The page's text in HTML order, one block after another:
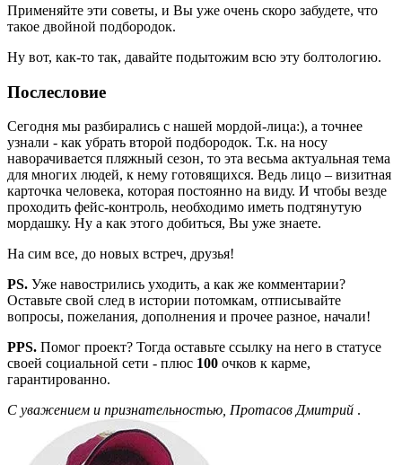
Применяйте эти советы, и Вы уже очень скоро забудете, что
такое двойной подбородок.
Ну вот, как-то так, давайте подытожим всю эту болтологию.
Послесловие
Сегодня мы разбирались с нашей мордой-лица:), а точнее
узнали - как убрать второй подбородок. Т.к. на носу
наворачивается пляжный сезон, то эта весьма актуальная тема
для многих людей, к нему готовящихся. Ведь лицо – визитная
карточка человека, которая постоянно на виду. И чтобы везде
проходить фейс-контроль, необходимо иметь подтянутую
мордашку. Ну а как этого добиться, Вы уже знаете.
На сим все, до новых встреч, друзья!
PS. Уже навострились уходить, а как же комментарии?
Оставьте свой след в истории потомкам, отписывайте
вопросы, пожелания, дополнения и прочее разное, начали!
PPS. Помог проект? Тогда оставьте ссылку на него в статусе
своей социальной сети - плюс 100 очков к карме,
гарантированно.
С уважением и признательностью, Протасов Дмитрий .